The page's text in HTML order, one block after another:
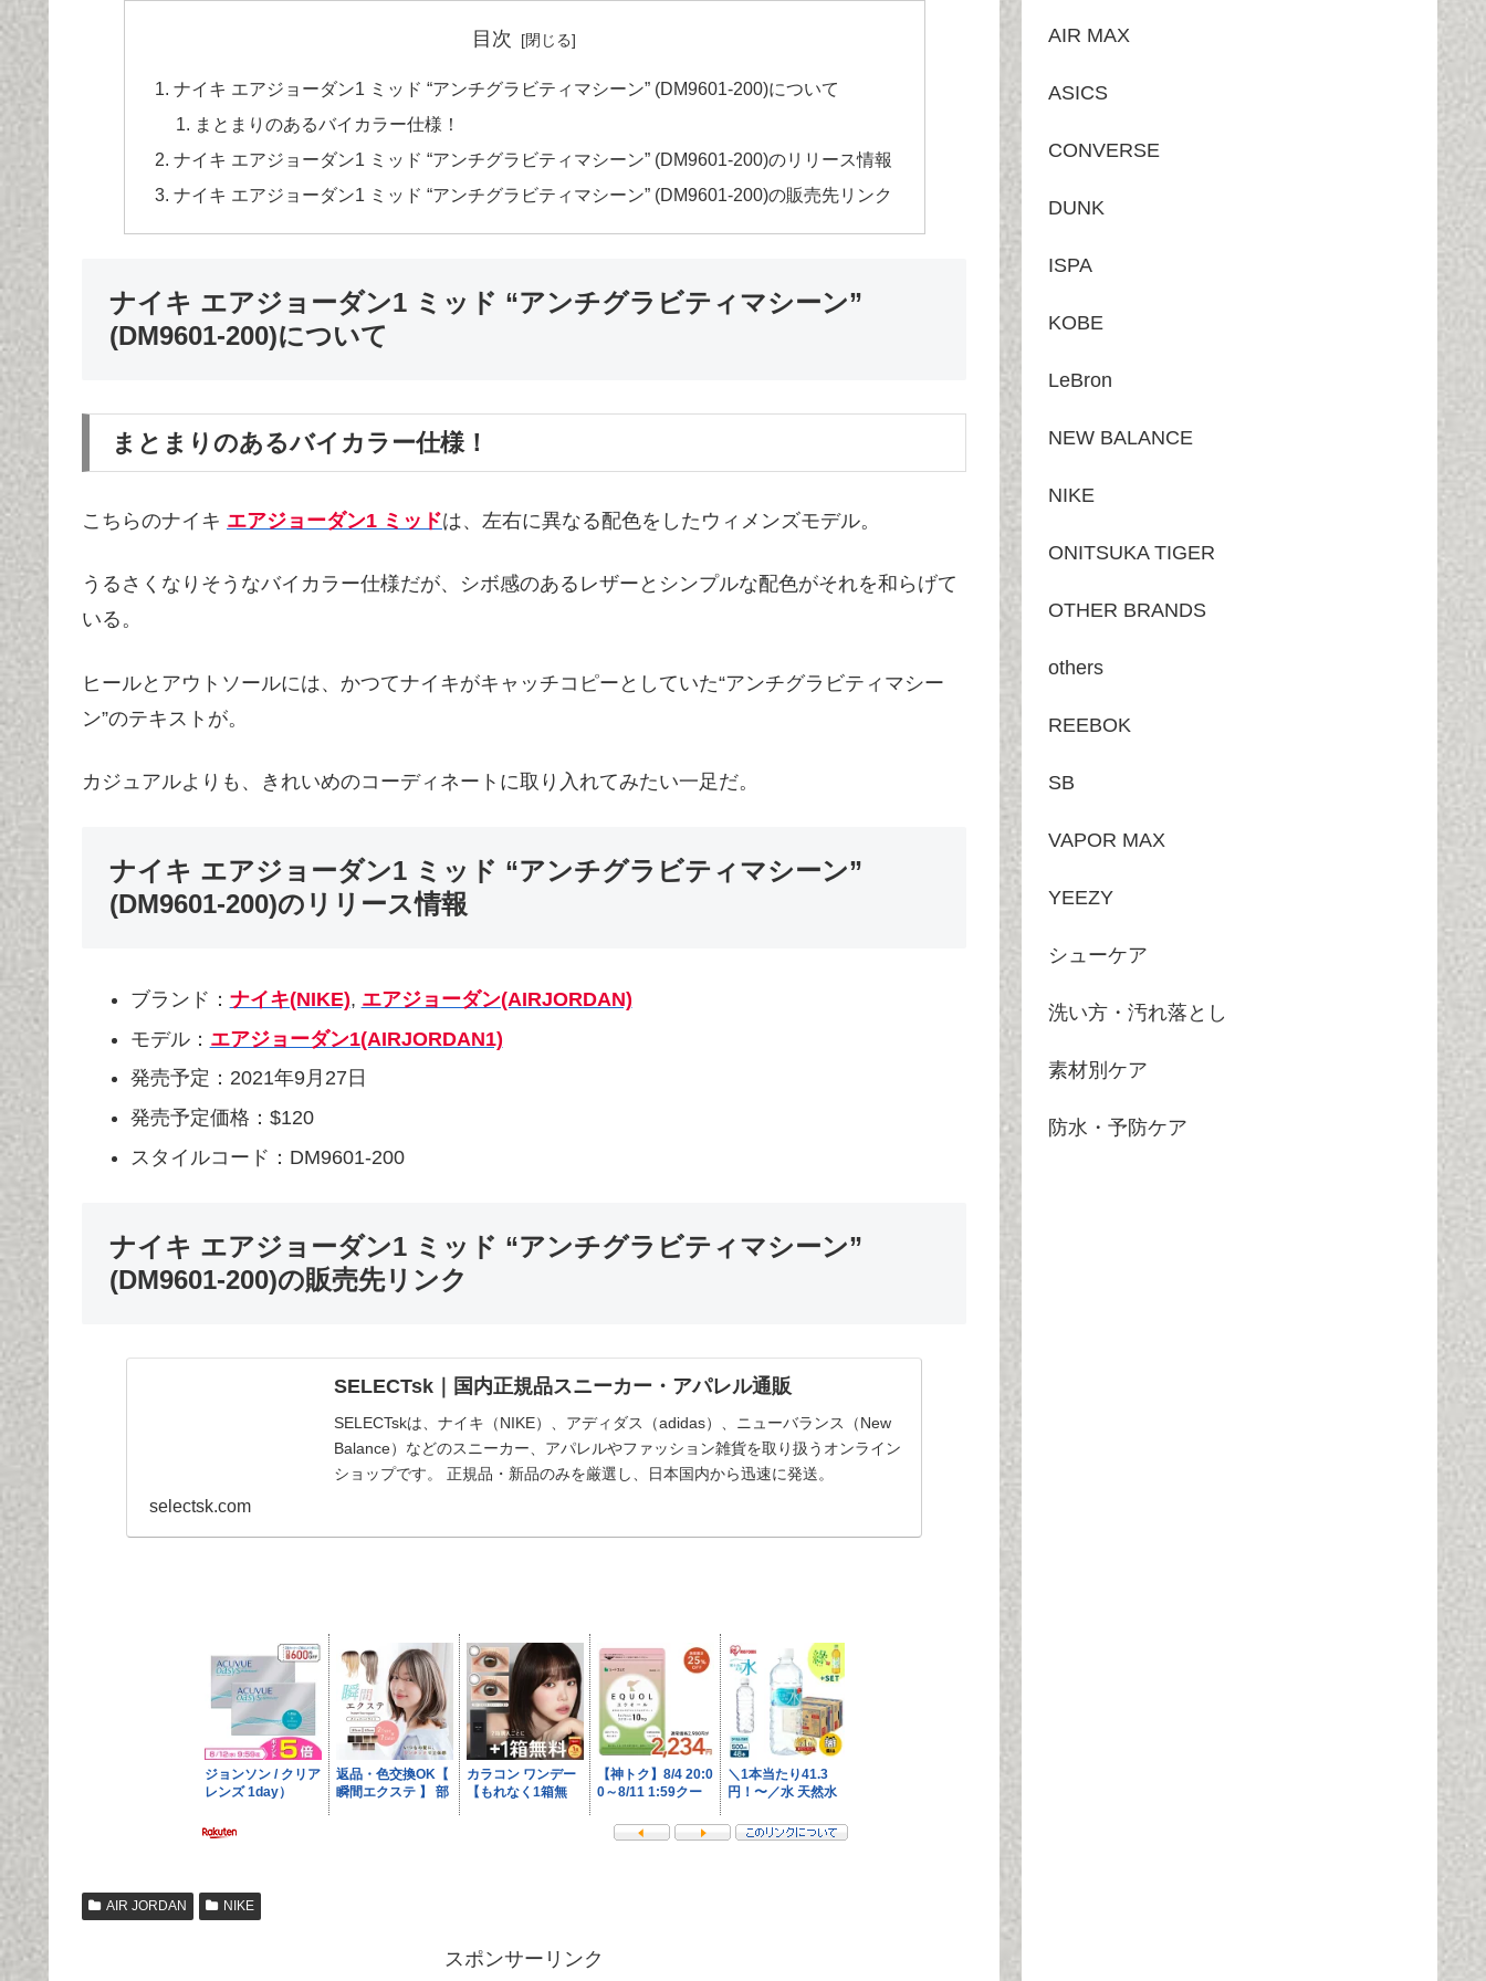
目次
ナイキ エアジョーダン1 ミッド “アンチグラビティマシーン” (DM9601-200)について
まとまりのあるバイカラー仕様！
ナイキ エアジョーダン1 ミッド “アンチグラビティマシーン” (DM9601-200)のリリース情報
ナイキ エアジョーダン1 ミッド “アンチグラビティマシーン” (DM9601-200)の販売先リンク
ナイキ エアジョーダン1 ミッド “アンチグラビティマシーン”
(DM9601-200)について
まとまりのあるバイカラー仕様！
こちらのナイキ エアジョーダン1 ミッドは、左右に異なる配色をしたウィメンズモデル。
うるさくなりそうなバイカラー仕様だが、シボ感のあるレザーとシンプルな配色がそれを和らげて
いる。
ヒールとアウトソールには、かつてナイキがキャッチコピーとしていた“アンチグラビティマシー
ン”のテキストが。
カジュアルよりも、きれいめのコーディネートに取り入れてみたい一足だ。
ナイキ エアジョーダン1 ミッド “アンチグラビティマシーン”
(DM9601-200)のリリース情報
ブランド： ナイキ(NIKE), エアジョーダン(AIRJORDAN)
モデル： エアジョーダン1(AIRJORDAN1)
発売予定：2021年9月27日
発売予定価格：$120
スタイルコード：DM9601-200
ナイキ エアジョーダン1 ミッド “アンチグラビティマシーン”
(DM9601-200)の販売先リンク
SELECTsk｜国内正規品スニーカー・アパレル通販
SELECTskは、ナイキ（NIKE）、アディダス（adidas）、ニューバランス（New
Balance）などのスニーカー、アパレルやファッション雑貨を取り扱うオンライン
ショップです。 正規品・新品のみを厳選し、日本国内から迅速に発送。
selectsk.com
AIR JORDAN NIKE
スポンサーリンク
AIR MAX
ASICS
CONVERSE
DUNK
ISPA
KOBE
LeBron
NEW BALANCE
NIKE
ONITSUKA TIGER
OTHER BRANDS
others
REEBOK
SB
VAPOR MAX
YEEZY
シューケア
洗い方・汚れ落とし
素材別ケア
防水・予防ケア